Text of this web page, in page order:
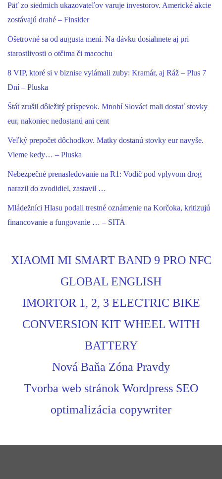
Päť zo siedmich ukazovateľov varuje investorov. Americké akcie
zostávajú drahé – Finsider
Ošetrovné sa od augusta mení. Na dávku dosiahnete aj pri
starostlivosti o otčima či macochu
8 VIP, ktoré si v biznise vylámali zuby: Kramár, aj Ráž – Plus 7
Dní – Pluska
Štát zrušil dôležitý príspevok. Mnohí Slováci mali dostať stovky
eur, nakoniec nedostanú ani cent
Veľký prepočet dôchodkov. Matky dostanú stovky eur navyše.
Vieme kedy… – Pluska
Nebezpečné prenasledovanie na R1: Vodič pod vplyvom drog
narazil do zvodidiel, zastavil …
Mládežníci Hlasu podali trestné oznámenie na Korčoka, kritizujú
financovanie a fungovanie … – SITA
XIAOMI MI SMART BAND 9 PRO NFC
GLOBAL ENGLISH
IMORTOR 1, 2, 3 ELECTRIC BIKE
CONVERSION KIT WHEEL WITH
BATTERY
Nová Baňa Zóna Pravdy
Tvorba web stránok Wordpress SEO
optimalizácia copywriter